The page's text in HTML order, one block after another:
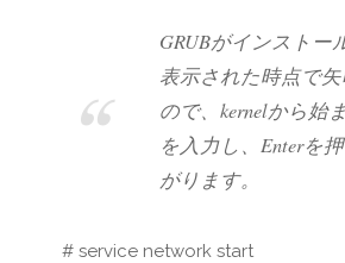
GRUBがインスト
表示された時点で
ので、kernelから始
を入力し、Enterを
がります。
# service network start